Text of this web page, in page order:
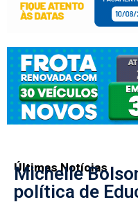
Últimas Notícias
Michelle
política de